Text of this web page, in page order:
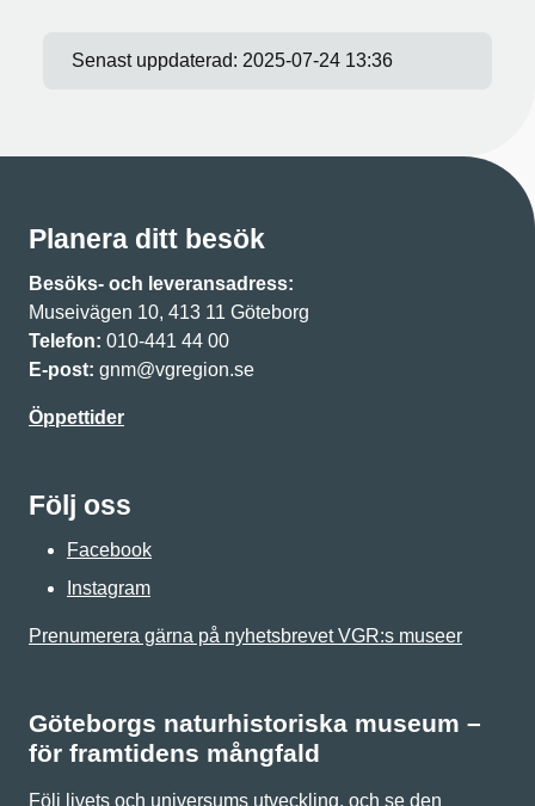
Senast uppdaterad: 2025-07-24 13:36
Planera ditt besök
Besöks- och leveransadress:
Museivägen 10, 413 11 Göteborg
Telefon: 010-441 44 00
E-post: gnm@vgregion.se
Öppettider
Följ oss
Facebook
Instagram
Prenumerera gärna på nyhetsbrevet VGR:s museer
Göteborgs naturhistoriska museum –
för framtidens mångfald
Följ livets och universums utveckling, och se den